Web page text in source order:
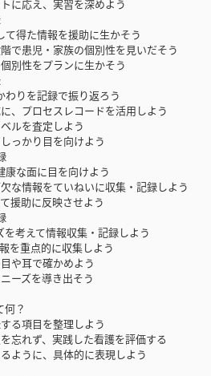
応え、実習を深めよう
得た情報を援助に生かそう
患児・家族の個別性を見いだそう
性をプランに生かそう
りを記録で振り返ろう
プロセスレコードを活用しよう
ルを査定しよう
っかり目を向けよう
な面に目を向けよう
情報をていねいに収集・記録しよう
援助に反映させよう
考えて情報収集・記録しよう
重点的に収集しよう
や耳で確かめよう
ーズを導き出そう
？
る項目を整理しよう
れず、実践した看護を評価する
うに、具体的に表現しよう